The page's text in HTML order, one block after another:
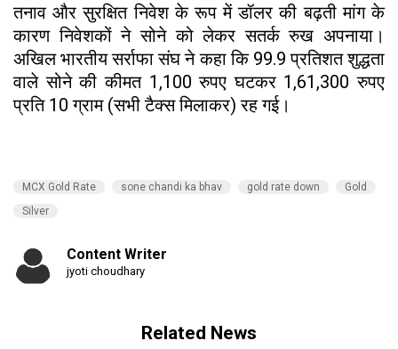
तनाव और सुरक्षित निवेश के रूप में डॉलर की बढ़ती मांग के
कारण निवेशकों ने सोने को लेकर सतर्क रुख अपनाया।
अखिल भारतीय सर्राफा संघ ने कहा कि 99.9 प्रतिशत शुद्धता
वाले सोने की कीमत 1,100 रुपए घटकर 1,61,300 रुपए
प्रति 10 ग्राम (सभी टैक्स मिलाकर) रह गई।
MCX Gold Rate sone chandi ka bhav gold rate down
Gold
Silver
Content Writer
jyoti choudhary
Related News